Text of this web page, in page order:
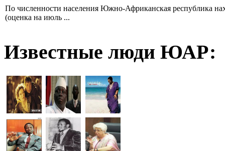
По численности населения Южно-Африканская республика
(оценка на июль ...
Известные люди ЮАР: